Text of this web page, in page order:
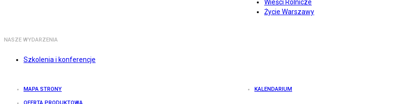
Wieści Rolnicze
Życie Warszawy
NASZE WYDARZENIA
Szkolenia i konferencje
MAPA STRONY KALENDARIUM